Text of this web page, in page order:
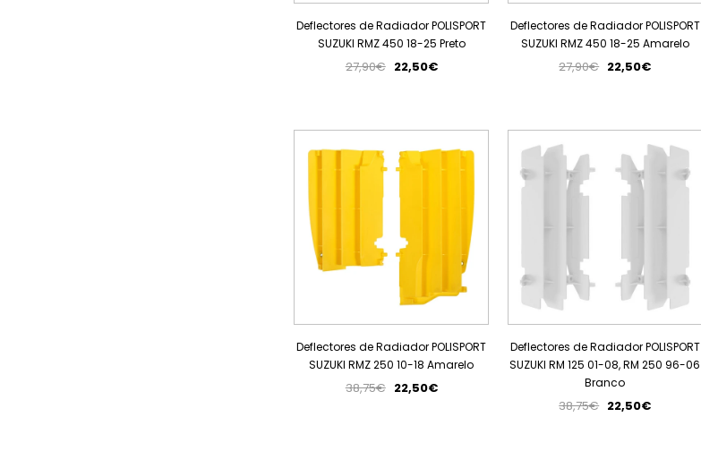
Deflectores de Radiador POLISPORT
SUZUKI RMZ 450 18-25 Preto
27,90€ 22,50€
Deflectores de Radiador POLISPORT
SUZUKI RMZ 450 18-25 Amarelo
27,90€ 22,50€
Deflectores de Radiador POLISPORT
SUZUKI RMZ 250 10-18 Amarelo
38,75€ 22,50€
Deflectores de Radiador POLISPORT
SUZUKI RM 125 01-08, RM 250 96-06
Branco
38,75€ 22,50€